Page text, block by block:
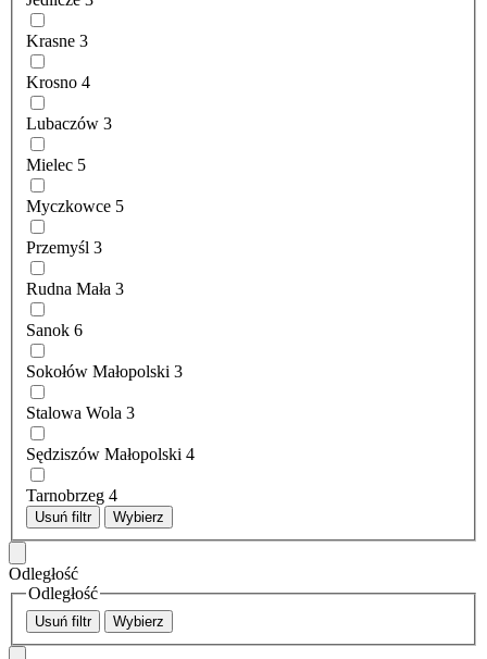
Krasne 3
Krosno 4
Lubaczów 3
Mielec 5
Myczkowce 5
Przemyśl 3
Rudna Mała 3
Sanok 6
Sokołów Małopolski 3
Stalowa Wola 3
Sędziszów Małopolski 4
Tarnobrzeg 4
Usuń filtr Wybierz
Odległość
Odległość
Usuń filtr Wybierz